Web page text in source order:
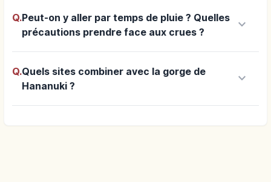
Q.Peut-on y aller par temps de pluie ? Quelles
précautions prendre face aux crues ?
keyboard_arrow_down
Q.Quels sites combiner avec la gorge de
Hananuki ?
keyboard_arrow_down